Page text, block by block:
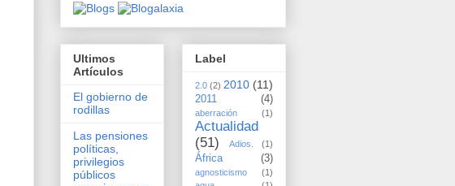
Ultimos
Artículos
El gobierno de
rodillas
Las pensiones
políticas,
privilegios
públicos
Label
2.0 (2) 2010 (11)
2011 (4)
aberración (1)
Actualidad
(51)
Adios. (1)
África (3)
agnosticismo
(1)